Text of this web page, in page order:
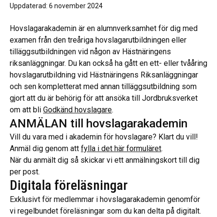
Uppdaterad: 6 november 2024
Hovslagarakademin är en alumnverksamhet för dig med
examen från den treåriga hovslagarutbildningen eller
tilläggsutbildningen vid någon av Hästnäringens
riksanläggningar. Du kan också ha gått en ett- eller tvååring
hovslagarutbildning vid Hästnäringens Riksanläggningar
och sen kompletterat med annan tilläggsutbildning som
gjort att du är behörig för att ansöka till Jordbruksverket
om att bli Godkänd hovslagare.
ANMÄLAN till hovslagarakademin
Vill du vara med i akademin för hovslagare? Klart du vill!
Anmäl dig genom att fylla i det här formuläret.
När du anmält dig så skickar vi ett anmälningskort till dig
per post.
Digitala föreläsningar
Exklusivt för medlemmar i hovslagarakademin genomför
vi regelbundet föreläsningar som du kan delta på digitalt.